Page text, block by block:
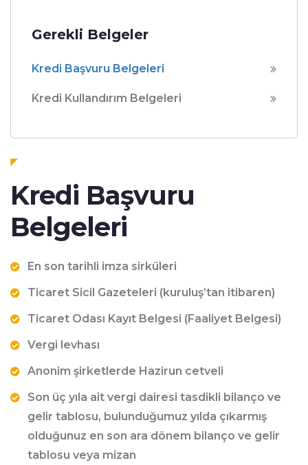
Gerekli Belgeler
Kredi Başvuru Belgeleri
Kredi Kullandırım Belgeleri
Kredi Başvuru
Belgeleri
En son tarihli imza sirküleri
Ticaret Sicil Gazeteleri (kuruluş’tan itibaren)
Ticaret Odası Kayıt Belgesi (Faaliyet Belgesi)
Vergi levhası
Anonim şirketlerde Hazirun cetveli
Son üç yıla ait vergi dairesi tasdikli bilanço ve
gelir tablosu, bulunduğumuz yılda çıkarmış
olduğunuz en son ara dönem bilanço ve gelir
tablosu veya mizan